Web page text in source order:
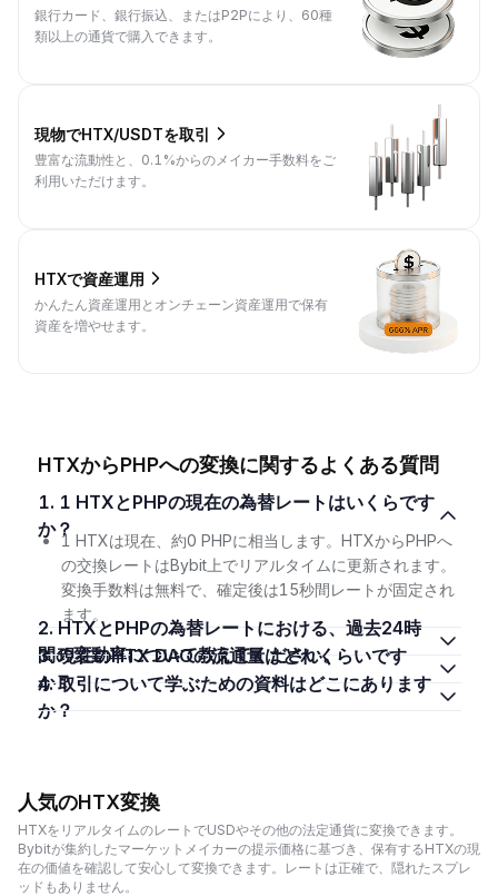
銀行カード、銀行振込、またはP2Pにより、60種
類以上の通貨で購入できます。
現物でHTX/USDTを取引
豊富な流動性と、0.1%からのメイカー手数料をご
利用いただけます。
HTXで資産運用
かんたん資産運用とオンチェーン資産運用で保有
資産を増やせます。
HTXからPHPへの変換に関するよくある質問
1. 1 HTXとPHPの現在の為替レートはいくらです
か？
1 HTXは現在、約0 PHPに相当します。HTXからPHPへ
の交換レートはBybit上でリアルタイムに更新されます。
変換手数料は無料で、確定後は15秒間レートが固定され
ます。
2. HTXとPHPの為替レートにおける、過去24時
間の変動率について教えてください。
3. 現在のHTX DAOの流通量はどれくらいです
か？
4. 取引について学ぶための資料はどこにあります
か？
人気のHTX変換
HTXをリアルタイムのレートでUSDやその他の法定通貨に変換できます。
Bybitが集約したマーケットメイカーの提示価格に基づき、保有するHTXの現
在の価値を確認して安心して変換できます。レートは正確で、隠れたスプレ
ッドもありません。